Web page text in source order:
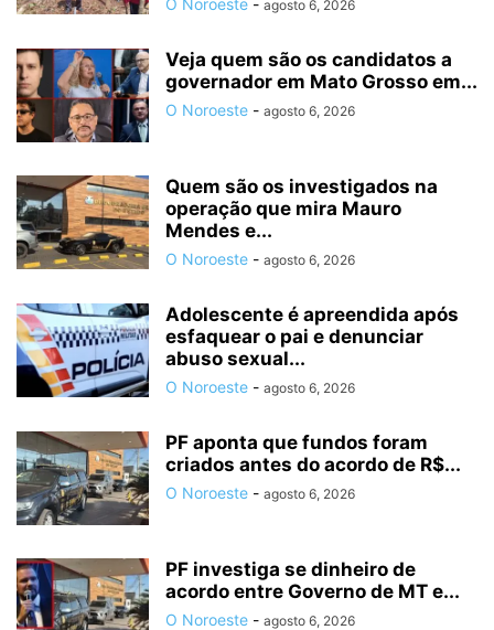
O Noroeste - agosto 6, 2026
Veja quem são os candidatos a
governador em Mato Grosso em...
O Noroeste - agosto 6, 2026
Quem são os investigados na
operação que mira Mauro
Mendes e...
O Noroeste - agosto 6, 2026
Adolescente é apreendida após
esfaquear o pai e denunciar
abuso sexual...
O Noroeste - agosto 6, 2026
PF aponta que fundos foram
criados antes do acordo de R$...
O Noroeste - agosto 6, 2026
PF investiga se dinheiro de
acordo entre Governo de MT e...
O Noroeste - agosto 6, 2026